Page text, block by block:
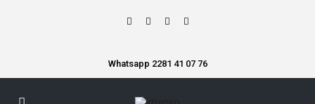
Whatsapp 2281 41 07 76